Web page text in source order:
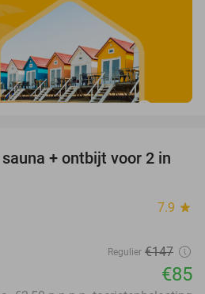
42%
+ ontbijt voor 2 in
7.9 star
Regulier €147
€85